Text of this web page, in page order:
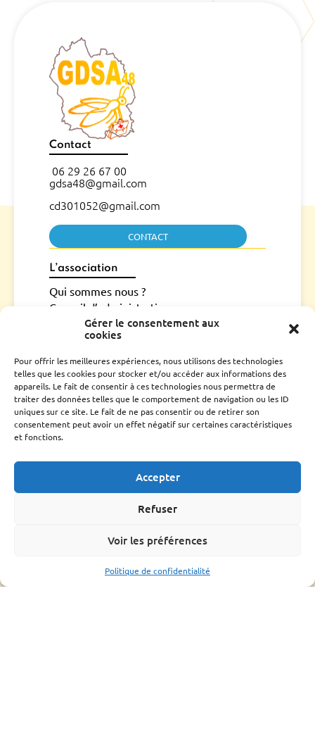
Gérer le consentement aux
cookies
Pour offrir les meilleures expériences, nous utilisons des technologies
telles que les cookies pour stocker et/ou accéder aux informations des
appareils. Le fait de consentir à ces technologies nous permettra de
traiter des données telles que le comportement de navigation ou les ID
uniques sur ce site. Le fait de ne pas consentir ou de retirer son
consentement peut avoir un effet négatif sur certaines caractéristiques
et fonctions.
Accepter
Refuser
Voir les préférences
Politique de confidentialité
Contact
06 29 26 67 00
gdsa48@gmail.com
cd301052@gmail.com
CONTACT
L’association
Qui sommes nous ?
Conseil d’administration
Le rucher école
Parrainage
Adhérer
Techniciens Sanitaires Apicoles
Santé de l’abeille
Le Varroa
Le frelon Asiatique
Bonnes pratiques
Mouvements d’abeilles